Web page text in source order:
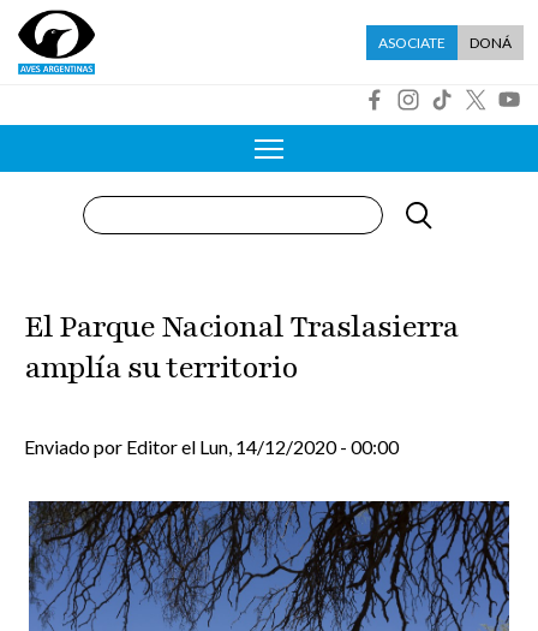
Pasar al contenido principal
Menú asociate
ASOCIATE DONÁ
Buscar
El Parque Nacional Traslasierra
amplía su territorio
Enviado por Editorel Lun, 14/12/2020 - 00:00